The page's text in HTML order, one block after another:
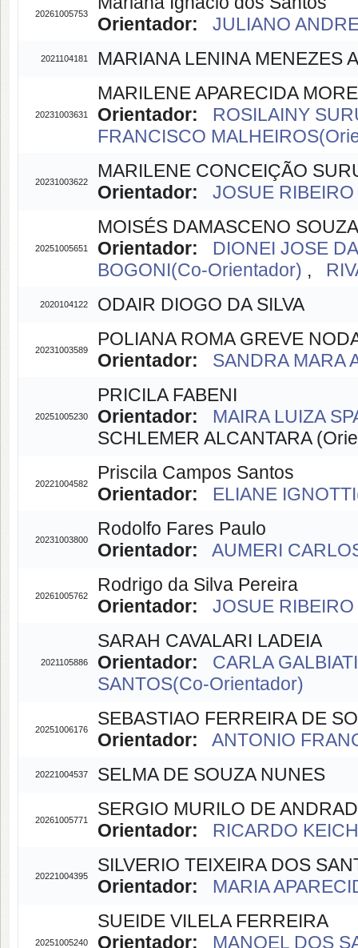
20261005753
Orientador:
JULIANO
2021104181 MARIANA LENINA MENEZES
20231003631
MARILENE APARECIDA
Orientador:
ROSILAINY
FRANCISCO
20231003622
MARILENE CONCEIÇÃO
Orientador:
JOSUE
20251005651
MOISÉS DAMASCENO SOUZA
Orientador:
DIONEI JOSE
BOGONI(Co-Orientador) ,
2020104122 ODAIR DIOGO DA SILVA
20231003589
POLIANA ROMA GREVE
Orientador:
SANDRA MARA
20251005230
PRICILA FABENI
Orientador:
MAIRA LUIZA
SCHLEMER ALCANTARA
20221004582
Priscila Campos Santos
Orientador:
ELIANE
20231003800
Rodolfo Fares Paulo
Orientador:
AUMERI
20261005762
Rodrigo da Silva Pereira
Orientador:
JOSUE
2021105886
SARAH CAVALARI LADEIA
Orientador:
CARLA
SANTOS(Co-Orientador)
20251006176
SEBASTIAO FERREIRA DE
Orientador:
ANTONIO
20221004537 SELMA DE SOUZA NUNES
20261005771
SERGIO MURILO DE
Orientador:
RICARDO
20221004395
SILVERIO TEIXEIRA DOS
Orientador:
MARIA
20251005240
SUEIDE VILELA FERREIRA
Orientador:
MANOEL DOS